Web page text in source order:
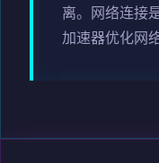
离。网络连接
加速器优化网络